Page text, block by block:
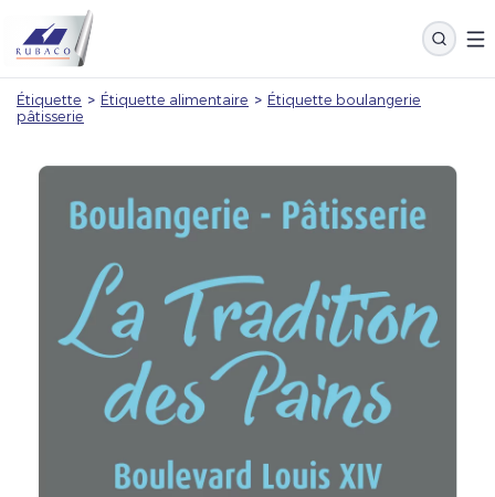
Étiquette > Étiquette alimentaire > Étiquette boulangerie
pâtisserie